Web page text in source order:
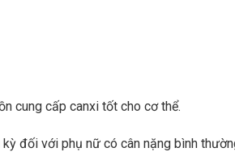
cung cấp canxi tốt cho cơ thể.
đối với phụ nữ có cân nặng bình